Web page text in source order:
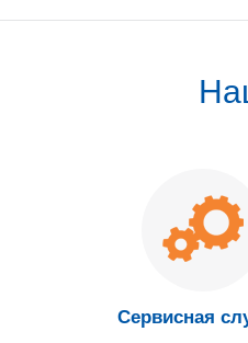
Сервисная